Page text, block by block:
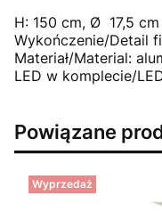
H: 150 cm, Ø 17,5 cm
Wykończenie/Detail
Materiał/Material:
LED w komplecie/
Powiązane
Wyprzedaż